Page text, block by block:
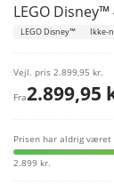
LEGO
LEGO Disney™ Ikke-
Vejl. pris 2.899,95 kr.
Fra2.899,95
Prisen har aldrig været
2.899 kr.